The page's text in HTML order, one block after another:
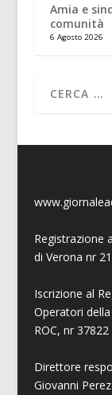
Amia e
comunità
6 Agosto 2026
Registrazione
di Verona nr
Iscrizione al
Operatori
ROC, nr
Direttore
Giovanni Perez